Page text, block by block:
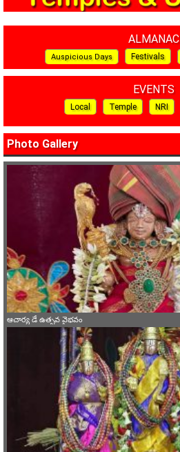
ALMANAC
Auspicious Days Festivals
EVENTS
Local Temple NRI
Photo Gallery
ఆచార్య డే ఉత్సవ వైభవం